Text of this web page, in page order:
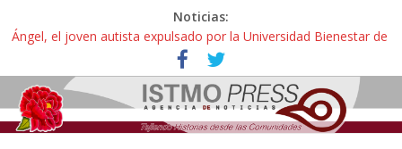
Noticias:
Ángel, el joven autista expulsado por la Universidad Bienestar de
Ixtepec, Oaxaca vuelve a las aulas tras amparo
Familiares de periodista Alejandro Leyva se reúnen con titular de
la SEGOB y exigen detener a los autores materiales e
intelectuales de su asesinato
Alertan pescadores de Juchitán, Oaxaca de nuevo despojo de su